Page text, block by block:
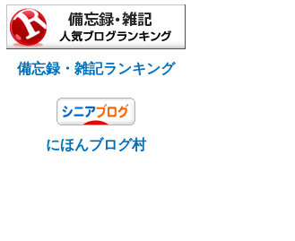
備忘録・雑記ランキング
にほんブログ村